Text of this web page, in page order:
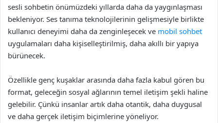
sesli sohbetin önümüzdeki yıllarda daha da yaygınlaşması
bekleniyor. Ses tanıma teknolojilerinin gelişmesiyle birlikte
kullanıcı deneyimi daha da zenginleşecek ve mobil sohbet
uygulamaları daha kişiselleştirilmiş, daha akıllı bir yapıya
bürünecek.
Özellikle genç kuşaklar arasında daha fazla kabul gören bu
format, geleceğin sosyal ağlarının temel iletişim şekli haline
gelebilir. Çünkü insanlar artık daha otantik, daha duygusal
ve daha gerçek iletişim biçimlerine yöneliyor.